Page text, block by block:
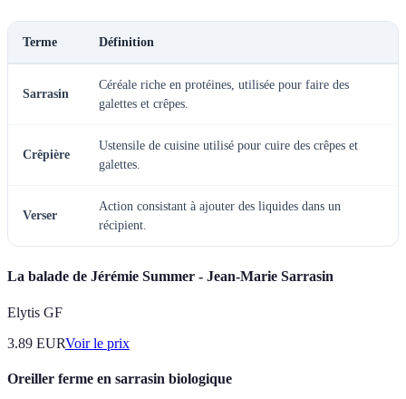
Terme Définition
Sarrasin
Céréale riche en protéines, utilisée pour faire des
galettes et crêpes.
Crêpière
Ustensile de cuisine utilisé pour cuire des crêpes et
galettes.
Verser
Action consistant à ajouter des liquides dans un
récipient.
La balade de Jérémie Summer - Jean-Marie Sarrasin
Elytis GF
3.89 EURVoir le prix
Oreiller ferme en sarrasin biologique